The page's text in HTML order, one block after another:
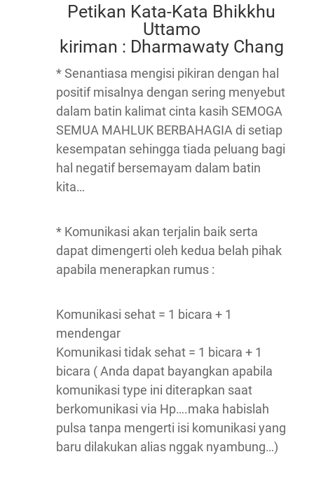
Petikan Kata-Kata Bhikkhu
Uttamo
kiriman : Dharmawaty Chang
* Senantiasa mengisi pikiran dengan hal
positif misalnya dengan sering menyebut
dalam batin kalimat cinta kasih SEMOGA
SEMUA MAHLUK BERBAHAGIA di setiap
kesempatan sehingga tiada peluang bagi
hal negatif bersemayam dalam batin
kita…
* Komunikasi akan terjalin baik serta
dapat dimengerti oleh kedua belah pihak
apabila menerapkan rumus :
Komunikasi sehat = 1 bicara + 1
mendengar
Komunikasi tidak sehat = 1 bicara + 1
bicara ( Anda dapat bayangkan apabila
komunikasi type ini diterapkan saat
berkomunikasi via Hp….maka habislah
pulsa tanpa mengerti isi komunikasi yang
baru dilakukan alias nggak nyambung…)